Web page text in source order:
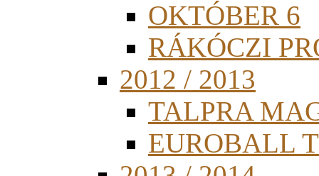
OKTÓBER 6
RÁKÓCZI
2012 / 2013
TALPRA
EUROBALL